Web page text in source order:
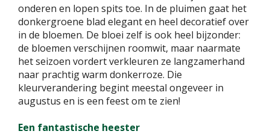
onderen en lopen spits toe. In de pluimen gaat het
donkergroene blad elegant en heel decoratief over
in de bloemen. De bloei zelf is ook heel bijzonder:
de bloemen verschijnen roomwit, maar naarmate
het seizoen vordert verkleuren ze langzamerhand
naar prachtig warm donkerroze. Die
kleurverandering begint meestal ongeveer in
augustus en is een feest om te zien!
Een fantastische heester